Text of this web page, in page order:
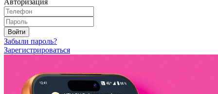
Войти
Забыли пароль?
Зарегистрироваться